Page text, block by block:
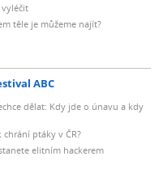
vyléčit
těle je můžeme najít?
ABC
dělat: Kdy jde o únavu a kdy
ptáky v ČR?
elitním hackerem